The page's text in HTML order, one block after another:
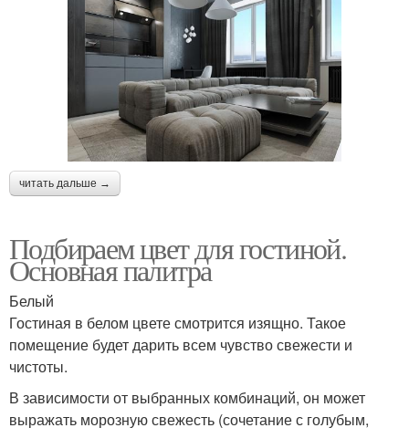
читать дальше →
Подбираем цвет для гостиной.
Основная палитра
Белый
Гостиная в белом цвете смотрится изящно. Такое
помещение будет дарить всем чувство свежести и
чистоты.
В зависимости от выбранных комбинаций, он может
выражать морозную свежесть (сочетание с голубым,